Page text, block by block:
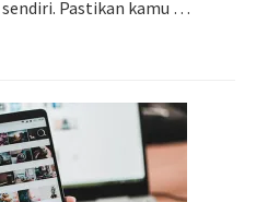
Pastikan kamu …